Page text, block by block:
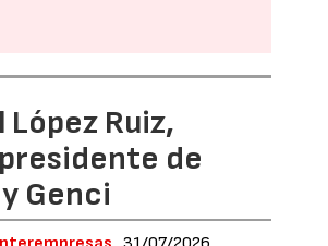
López Ruiz,
de
Genci